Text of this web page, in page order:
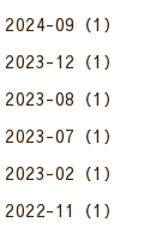
2024-09（1）
2023-12（1）
2023-08（1）
2023-07（1）
2023-02（1）
2022-11（1）